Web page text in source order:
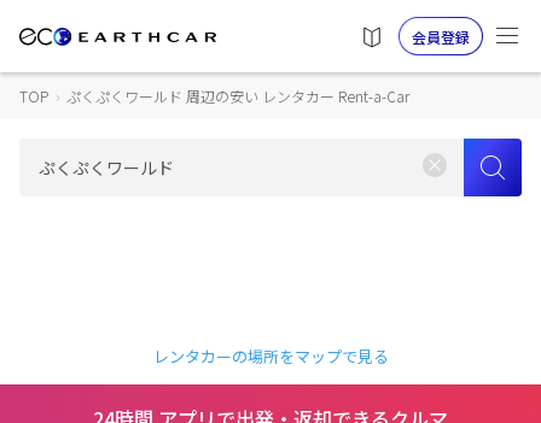
会員登録
TOP › ぷくぷくワールド 周辺の安い レンタカー Rent-a-Car
レンタカーの場所をマップで見る